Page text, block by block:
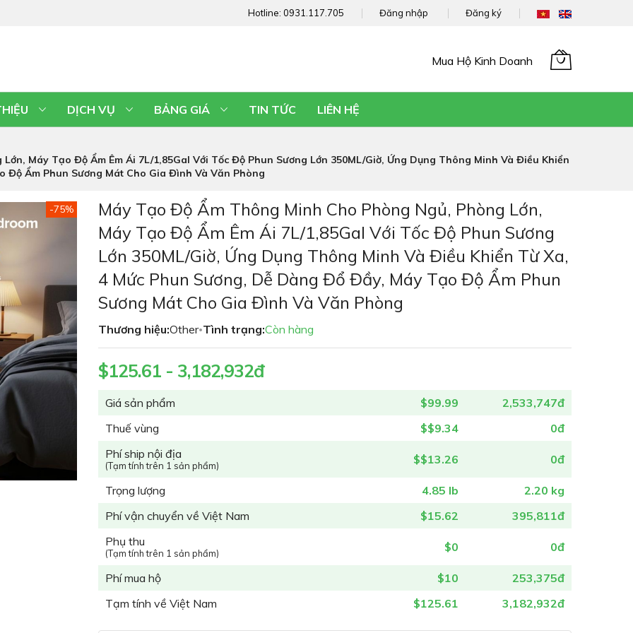
Hotline: 0931.117.705 Đăng nhập Đăng ký
Mua Hộ Kinh Doanh
DỊCH VỤ BẢNG GIÁ TIN TỨC
LIÊN HỆ
Máy Tạo Độ Ẩm Êm Ái 7L/1,85Gal Với Tốc Độ Phun Sương Lớn 350ML/giờ, Ứng Dụng Thông Minh Và Điều Khiển
Độ Ẩm Phun Sương Mát Cho Gia Đình Và Văn Phòng
-75%
Máy Tạo Độ Ẩm Thông Minh Cho Phòng Ngủ, Phòng Lớn,
Máy Tạo Độ Ẩm Êm Ái 7L/1,85Gal Với Tốc Độ Phun Sương
Lớn 350ML/giờ, Ứng Dụng Thông Minh Và Điều Khiển Từ Xa,
4 Mức Phun Sương, Dễ Dàng Đổ Đầy, Máy Tạo Độ Ẩm Phun
Sương Mát Cho Gia Đình Và Văn Phòng
Thương hiệu:Other•Tình trạng:Còn hàng
Giá sản phẩm $99.99
2,533,747đ
Thuế vùng
$$9.34
0đ
Phí ship nội địa
(Tạm tính trên 1 sản phẩm) $$13.26 0đ
Trọng lượng 4.85 lb
2.20 kg
Phí vận chuyển về Việt Nam
$15.62
395,811đ
Phụ thu
(Tạm tính trên 1 sản phẩm) $0 0đ
Phí mua hộ $10
253,375đ
Tạm tính về Việt Nam
$125.61 3,182,932đ
$125.61 - 3,182,932đ